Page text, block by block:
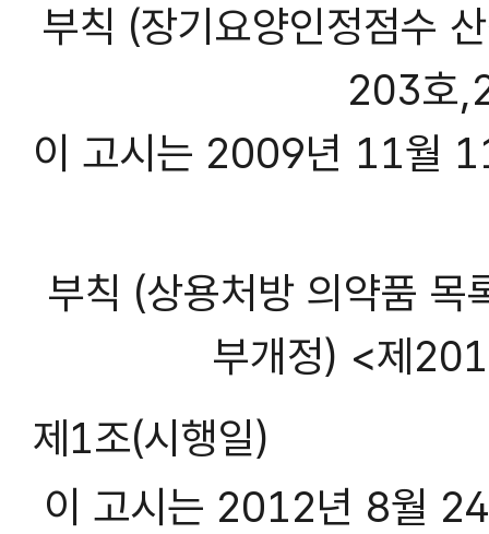
부칙 (장기요양인정점수
203호
이 고시는 2009년 11월
부칙 (상용처방 의약품 목
부개정) <제
제1조(시행일)
이 고시는 2012년 8월